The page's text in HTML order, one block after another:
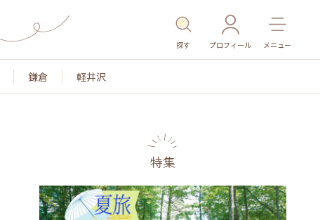
探す プロフィール メニュー
鎌倉 軽井沢
名所・旧跡 温泉・スパ その他施設 ごはん
特集